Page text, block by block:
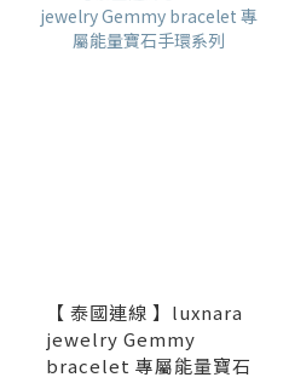
【 泰國連線 】luxnara
jewelry Gemmy
bracelet 專屬能量寶石